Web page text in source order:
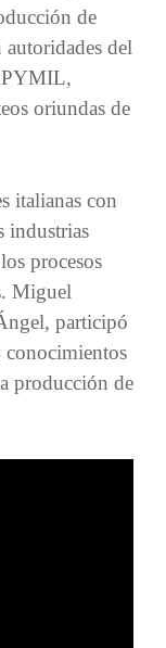
de
autoridades del
oriundas de
italianas con
industrias
procesos
Miguel
participó
conocimientos
producción de